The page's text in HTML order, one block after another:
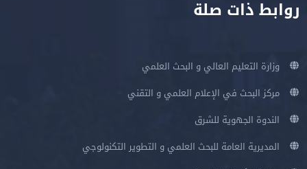
روابط ذات صلة
وزارة التعليم العالي و البحث العلمي
مركز البحث في الإعلام العلمي و التقني
الندوة الجهوية للشرق
المديرية العامة للبحث العلمي و التطوير التكنولوجي